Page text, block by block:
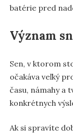
batérie pred
Význam
Sen, v ktorom
očakáva veľký
času, námahy a
konkrétnych
Ak si spravíte